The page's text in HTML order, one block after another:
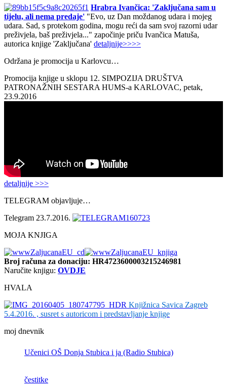
Hrabra Ivančica: 'Zaključana sam u
tijelu, ali nema predaje' "Evo, uz Dan moždanog udara i mojeg
udara. Sad, s protekom godina, mogu reći da sam svoj razorni udar
preživjela, baš preživjela..." započinje priču Ivančica Matuša,
autorica knjige 'Zaključana' detaljnije>>>>
Održana je promocija u Karlovcu…
Promocija knjige u sklopu 12. SIMPOZIJA DRUŠTVA
PATRONAŽNIH SESTARA HUMS-a KARLOVAC, petak,
23.9.2016
detaljnije >>>
TELEGRAM objavljuje…
Telegram 23.7.2016.
MOJA KNJIGA
Broj računa za donaciju: HR4723600003215246981
Naručite knjigu: OVDJE
HVALA
Knjižnica Savica Zagreb
5.4.2016. , susret s autoricom i predstavljanje knjige
moj dnevnik
Učenici OŠ Donja Stubica i ja (Radio Stubica)
čestitke